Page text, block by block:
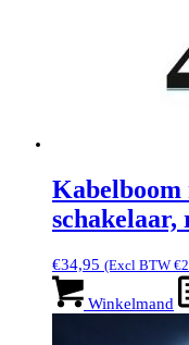
Kabelboom
schakelaar,
€34,95 (Excl BTW €
Winkelmand